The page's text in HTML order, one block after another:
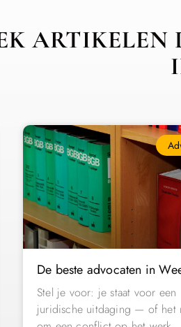
ARTIKELEN
De beste advocaten in
Stel je voor: je staat voor een
juridische uitdaging — of het